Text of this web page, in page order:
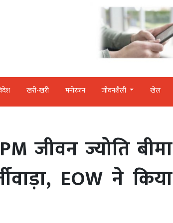
खरी-खरी मनोरंजन जीवनशैली खेल
जीवन ज्योति बीमा
EOW ने किया